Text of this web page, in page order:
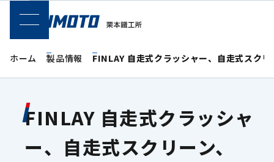
SPメニュー
ホーム 製品情報 FINLAY 自走式クラッシャー、自走式スク
FINLAY 自走式クラッシャ
ー、自走式スクリーン、